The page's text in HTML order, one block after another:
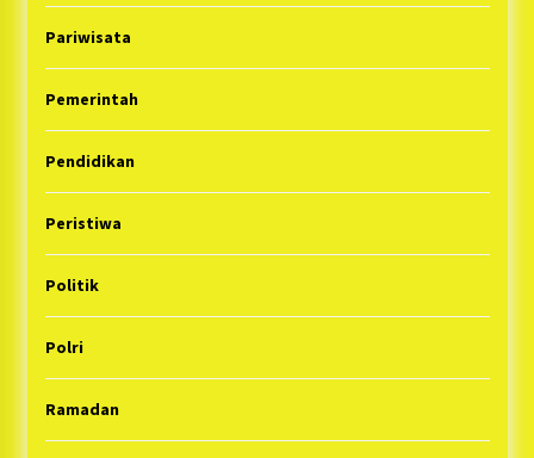
Pariwisata
Pemerintah
Pendidikan
Peristiwa
Politik
Polri
Ramadan